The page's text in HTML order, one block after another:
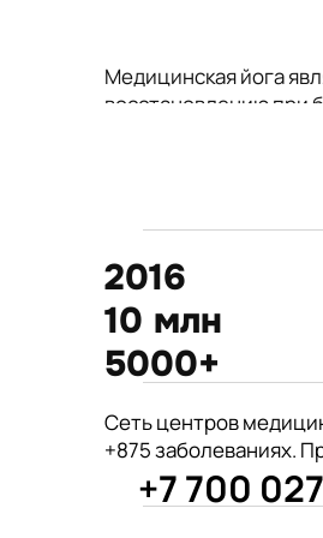
Медицинская йога
восстановлению при
Международные
2016
10 млн
5000+
875+
год открытия первого
филиала центра Киран
врачей из 190 стран
Сеть центров
+875 заболеваниях.
+7 700 027